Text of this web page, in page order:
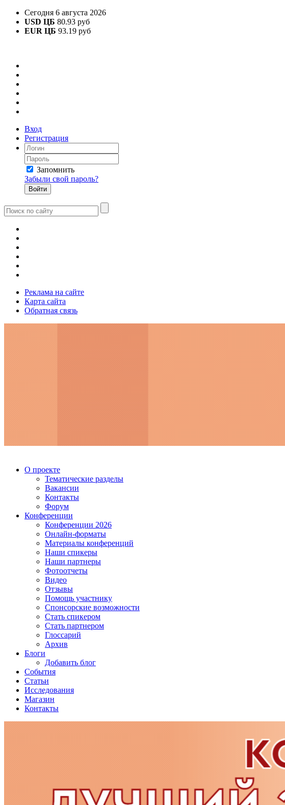
Сегодня 6 августа 2026
USD ЦБ 80.93 руб
EUR ЦБ 93.19 руб
Вход
Регистрация
Запомнить
Забыли свой пароль?
Реклама на сайте
Карта сайта
Обратная связь
О проекте
Тематические разделы
Вакансии
Контакты
Форум
Конференции
Конференции 2026
Онлайн-форматы
Материалы конференций
Наши спикеры
Наши партнеры
Фотоотчеты
Видео
Отзывы
Помощь участнику
Спонсорские возможности
Стать спикером
Стать партнером
Глоссарий
Архив
Блоги
Добавить блог
События
Статьи
Исследования
Магазин
Контакты